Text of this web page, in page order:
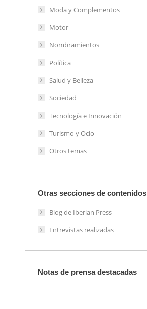
Moda y Complementos
Motor
Nombramientos
Política
Salud y Belleza
Sociedad
Tecnología e Innovación
Turismo y Ocio
Otros temas
Otras secciones de contenidos
Blog de Iberian Press
Entrevistas realizadas
Notas de prensa destacadas